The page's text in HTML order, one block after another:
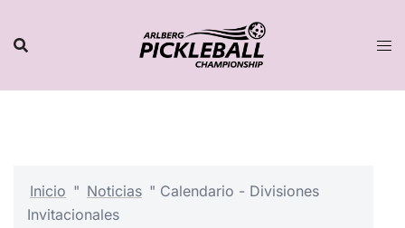
contenido
Inicio " Noticias " Calendario - Divisiones
Invitacionales